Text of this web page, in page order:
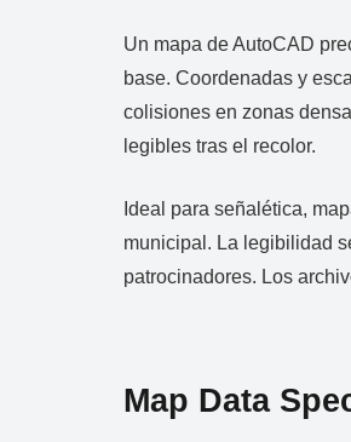
Un mapa de AutoCAD
base. Coordenadas y
colisiones en zonas
legibles tras el recolor.
Ideal para señalética,
municipal. La legibilidad
patrocinadores. Los
Map Data